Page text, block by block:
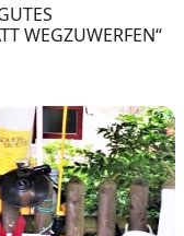
WEGZUWERFEN“